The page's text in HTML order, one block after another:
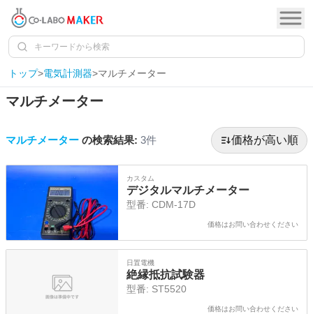
トップ>電気計測器>マルチメーター
マルチメーター
マルチメーター の検索結果: 3件 価格が高い順
カスタム
デジタルマルチメーター
型番: CDM-17D
価格はお問い合わせください
日置電機
絶縁抵抗試験器
型番: ST5520
価格はお問い合わせください